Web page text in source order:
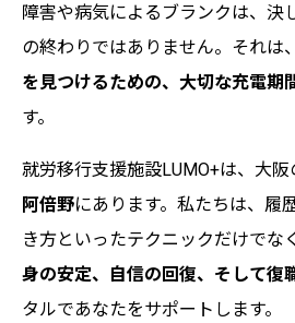
障害や病気によるブランクは、決
の終わりではありません。それは、
を見つけるための、大切な充電期
す。
就労移行支援施設LUMO+は、大阪
阿倍野にあります。私たちは、履
き方といったテクニックだけでな
身の安定、自信の回復、そして復
タルであなたをサポートします。